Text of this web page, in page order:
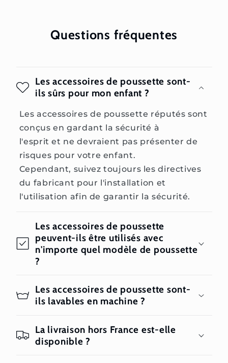
Questions fréquentes
Les accessoires de poussette sont-
ils sûrs pour mon enfant ?
Les accessoires de poussette réputés sont
conçus en gardant la sécurité à
l'esprit et ne devraient pas présenter de
risques pour votre enfant.
Cependant, suivez toujours les directives
du fabricant pour l'installation et
l'utilisation afin de garantir la sécurité.
Les accessoires de poussette
peuvent-ils être utilisés avec
n'importe quel modèle de poussette
?
Les accessoires de poussette sont-
ils lavables en machine ?
La livraison hors France est-elle
disponible ?